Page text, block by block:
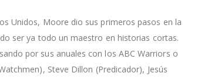
Unidos, Moore dio sus primeros pasos en la
ser ya todo un maestro en historias cortas.
por sus anuales con los ABC Warriors o
Steve Dillon (Predicador), Jesús